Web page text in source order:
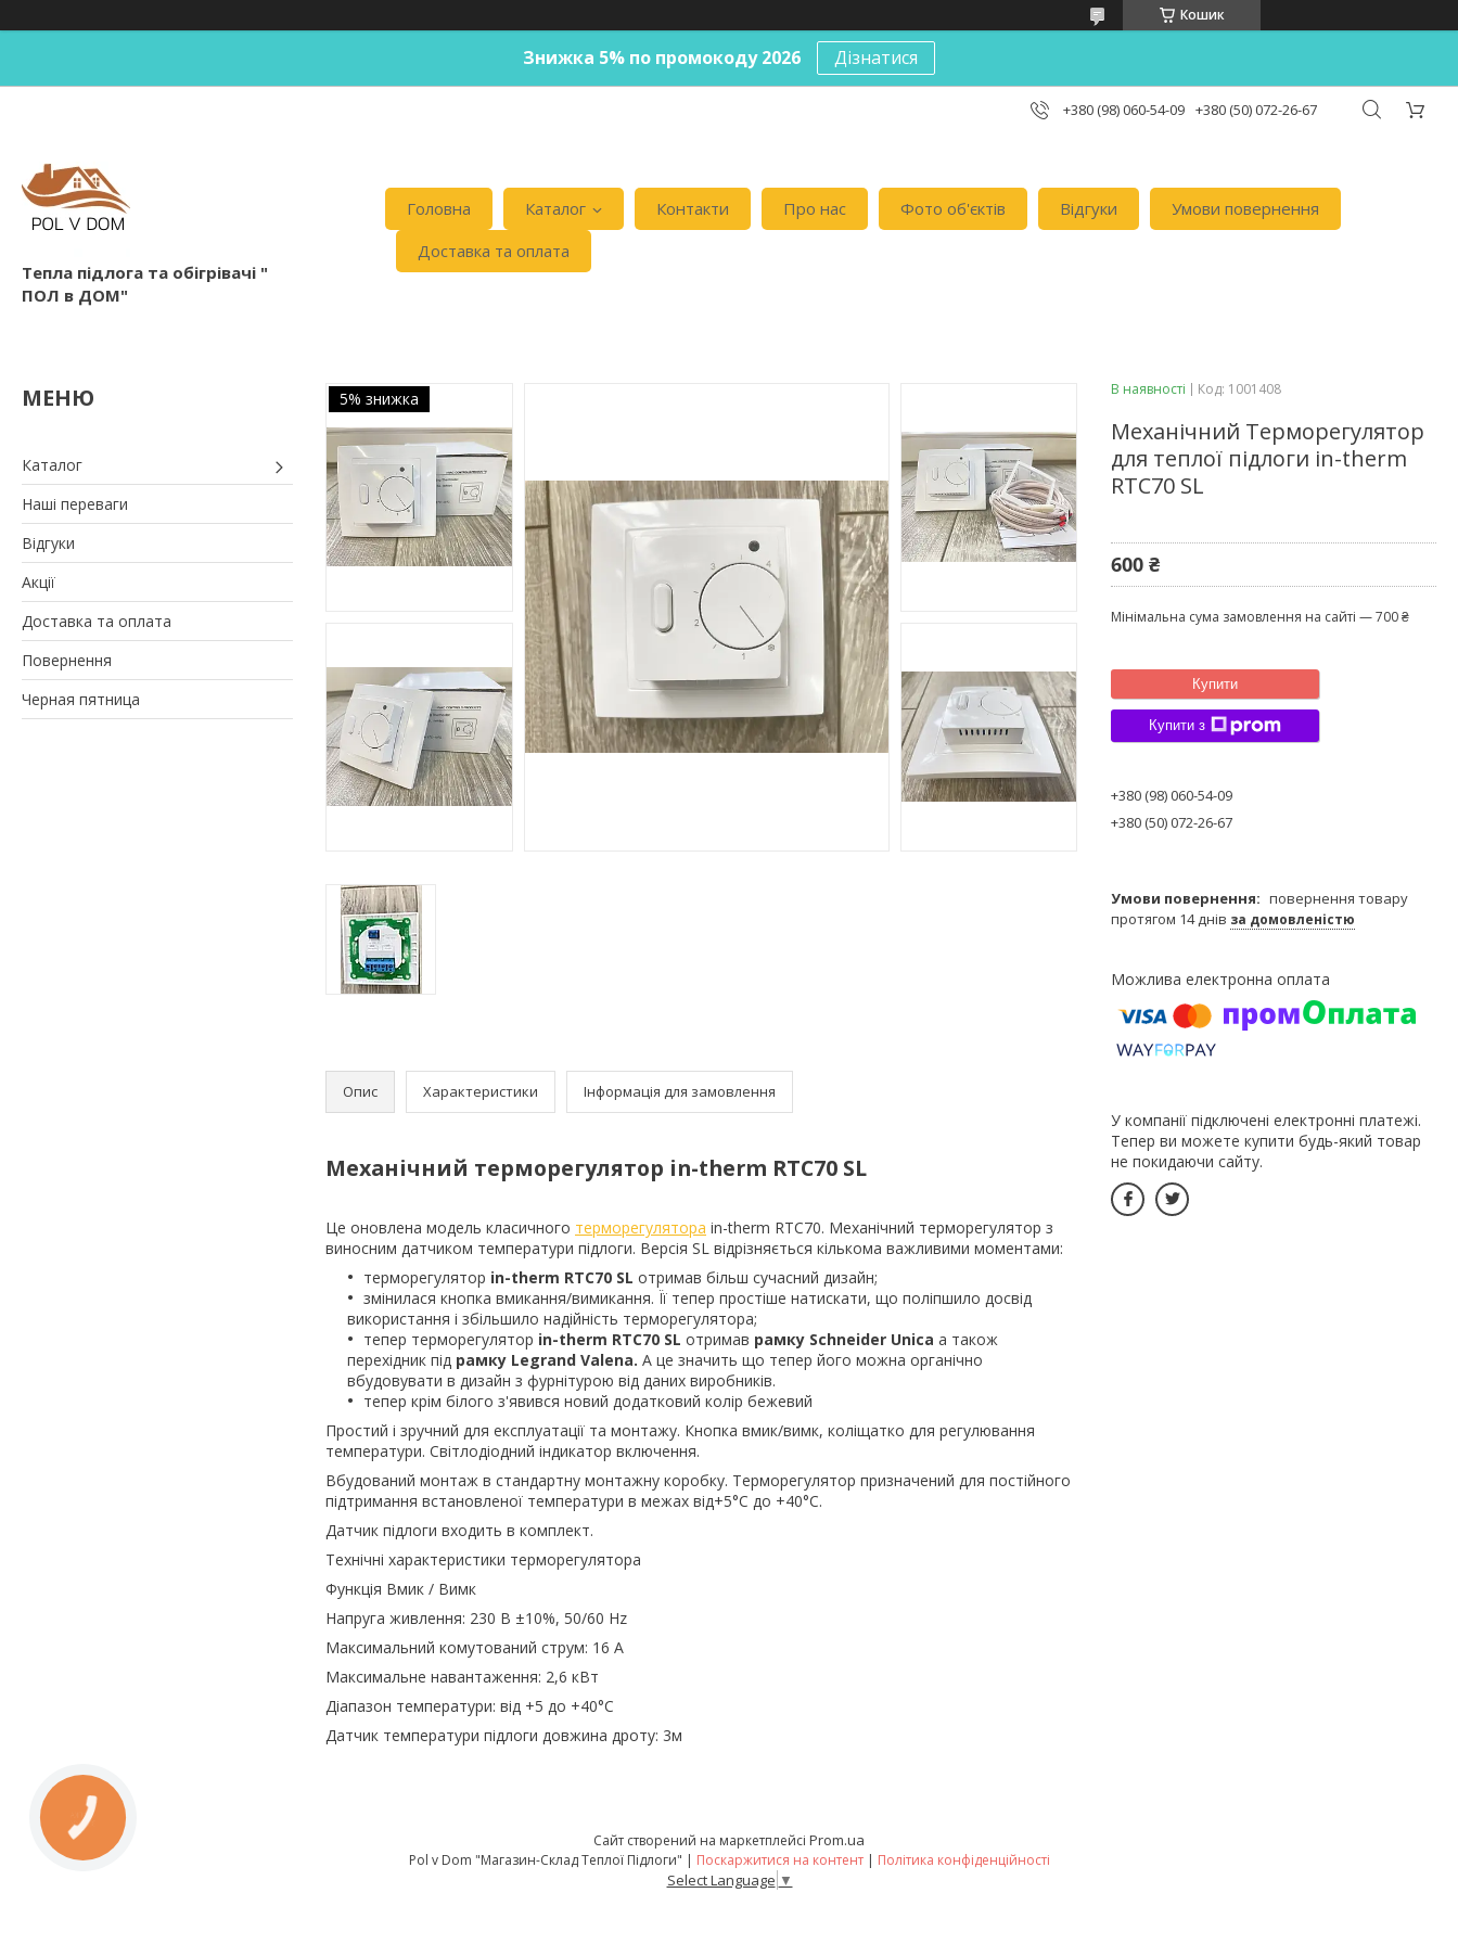
Кошик
Знижка 5% по промокоду 2026 Дізнатися
+380 (98) 060-54-09 +380 (50) 072-26-67
Тепла підлога та обігрівачі "
ПОЛ в ДОМ"
Головна Каталог Контакти Про нас Фото об'єктів Відгуки
Умови повернення
Доставка та оплата
Каталог
Наші переваги
Відгуки
Акції
Доставка та оплата
Повернення
Черная пятница
5% знижка
Опис Характеристики Інформація для замовлення
Механічний терморегулятор in-therm RTC70 SL
Це оновлена модель класичного терморегулятора in-therm RTC70. Механічний терморегулятор з
виносним датчиком температури підлоги. Версія SL відрізняється кількома важливими моментами:
терморегулятор in-therm RTC70 SL отримав більш сучасний дизайн;
змінилася кнопка вмикання/вимикання. Її тепер простіше натискати, що поліпшило досвід
використання і збільшило надійність терморегулятора;
тепер терморегулятор in-therm RTC70 SL отримав рамку Schneider Unica а також
перехідник під рамку Legrand Valena. А це значить що тепер його можна органічно
вбудовувати в дизайн з фурнітурою від даних виробників.
тепер крім білого з'явився новий додатковий колір бежевий
Простий і зручний для експлуатації та монтажу. Кнопка вмик/вимк, коліщатко для регулювання
температури. Світлодіодний індикатор включення.
Вбудований монтаж в стандартну монтажну коробку. Терморегулятор призначений для постійного
підтримання встановленої температури в межах від+5°C до +40°C.
Датчик підлоги входить в комплект.
Технічні характеристики терморегулятора
Функція Вмик / Вимк
Напруга живлення: 230 В ±10%, 50/60 Hz
Максимальний комутований струм: 16 А
Максимальне навантаження: 2,6 кВт
Діапазон температури: від +5 до +40°C
Датчик температури підлоги довжина дроту: 3м
В наявності Код: 1001408
Механічний Терморегулятор
для теплої підлоги in-therm
RTC70 SL
600 ₴
Мінімальна сума замовлення на сайті — 700 ₴
Купити
Купити з
+380 (98) 060-54-09
+380 (50) 072-26-67
повернення товару
протягом 14 днів за домовленістю
У компанії підключені електронні платежі.
Тепер ви можете купити будь-який товар
не покидаючи сайту.
Сайт створений на маркетплейсі Prom.ua
Pol v Dom "Магазин-Склад Теплої Підлоги" | Поскаржитися на контент | Політика конфіденційності
Select Language ▼
КНОПКА
ЗВ'ЯЗКУ